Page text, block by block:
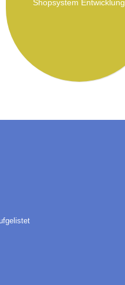
Shopsystem Entwicklung